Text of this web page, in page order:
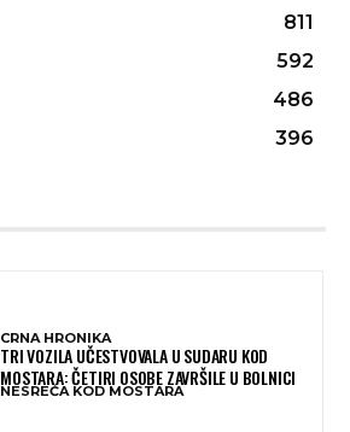
811
592
486
396
CRNA HRONIKA
TRI VOZILA UČESTVOVALA U SUDARU KOD
MOSTARA: ČETIRI OSOBE ZAVRŠILE U BOLNICI
NESREĆA KOD MOSTARA